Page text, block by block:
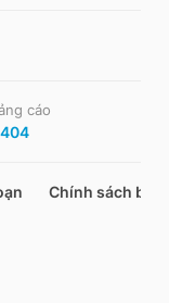
cáo
Chính sách bảo